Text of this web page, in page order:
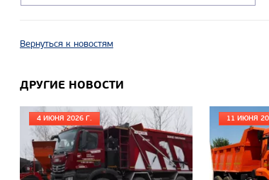
Вернуться к новостям
ДРУГИЕ НОВОСТИ
4 ИЮНЯ 2026 Г. 11 ИЮНЯ